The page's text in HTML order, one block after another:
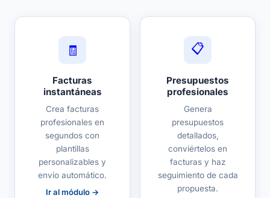
🧾
Facturas
instantáneas
Crea facturas
profesionales en
segundos con
plantillas
personalizables y
envío automático.
Ir al módulo →
📋
Presupuestos
profesionales
Genera
presupuestos
detallados,
conviértelos en
facturas y haz
seguimiento de cada
propuesta.